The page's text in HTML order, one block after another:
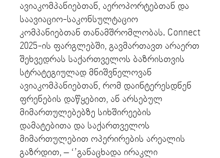
ავიაკომპანიებთან, აეროპორტებთან და
საავიაციო-საკონსულტაციო
კომპანიებთან თანამშრომლობას. Connect
2025-ის ფარგლებში, გავმართავთ არაერთ
შეხვედრას საქართველოს ბაზრისთვის
სტრატეგიულად მნიშვნელოვან
ავიაკომპანიებთან, რომ დაინტერესდნენ
ფრენების დაწყებით, ან არსებულ
მიმართულებებზე სიხშირეების
დამატებითა და საქართველოს
მიმართულებით ოპერირების არეალის
გაზრდით, – ‘’განაცხადა ირაკლი